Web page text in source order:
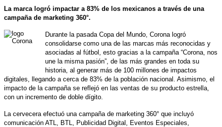
La marca logró impactar a 83% de los mexicanos a través de una
campaña de marketing 360°.
Durante la pasada Copa del Mundo, Corona logró
consolidarse como una de las marcas más reconocidas y
asociadas al fútbol, esto gracias a la campaña “Corona, nos
une la misma pasión”, de las más grandes en toda su
historia, al generar más de 100 millones de impactos
digitales, llegando a cerca de 83% de la población nacional. Asimismo, el
impacto de la campaña se reflejó en las ventas de su producto estrella,
con un incremento de doble dígito.
La cervecera efectuó una campaña de marketing 360° que incluyó
comunicación ATL, BTL, Publicidad Digital, Eventos Especiales,